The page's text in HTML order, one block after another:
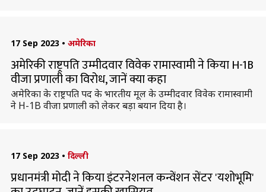
17 Sep 2023 • अमेरिका
अमेरिकी राष्ट्रपति उम्मीदवार विवेक रामास्वामी ने किया H-1B
वीजा प्रणाली का विरोध, जानें क्या कहा
अमेरिका के राष्ट्रपति पद के भारतीय मूल के उम्मीदवार विवेक रामास्वामी
ने H-1B वीजा प्रणाली को लेकर बड़ा बयान दिया है।
17 Sep 2023 • दिल्ली
प्रधानमंत्री मोदी ने किया इंटरनेशनल कन्वेंशन सेंटर 'यशोभूमि'